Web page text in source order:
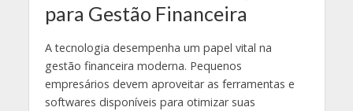
para Gestão Financeira
A tecnologia desempenha um papel vital na
gestão financeira moderna. Pequenos
empresários devem aproveitar as ferramentas e
softwares disponíveis para otimizar suas